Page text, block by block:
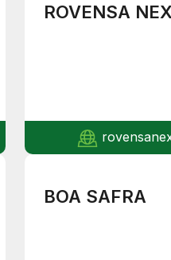
ROVENSA
BOA SAFRA